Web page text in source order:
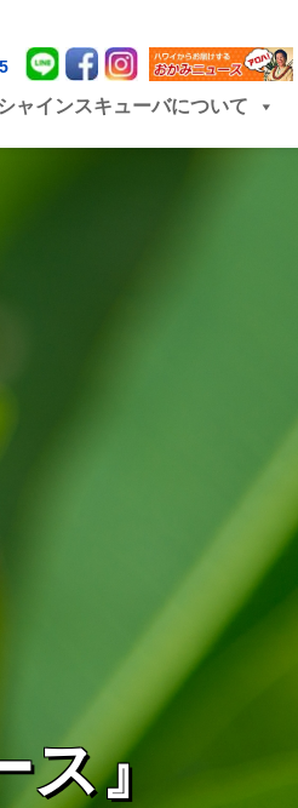
ャインスキューバについて
』